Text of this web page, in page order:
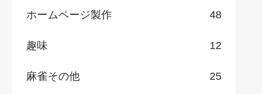
ホームページ製作 48
趣味 12
麻雀その他 25